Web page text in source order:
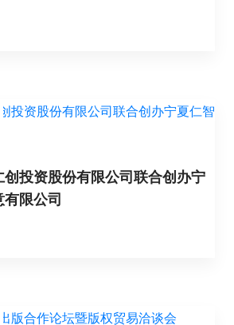
投资股份有限公司联合创办宁
限公司